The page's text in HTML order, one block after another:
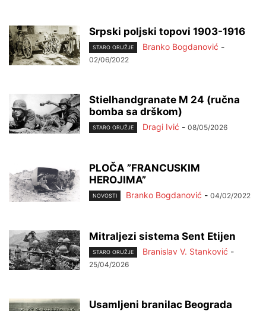
Srpski poljski topovi 1903-1916
STARO ORUŽJE Branko Bogdanović -
02/06/2022
Stielhandgranate M 24 (ručna
bomba sa drškom)
STARO ORUŽJE Dragi Ivić - 08/05/2026
PLOČA ”FRANCUSKIM
HEROJIMA”
NOVOSTI Branko Bogdanović - 04/02/2022
Mitralјezi sistema Sent Etijen
STARO ORUŽJE Branislav V. Stanković -
25/04/2026
Usamljeni branilac Beograda